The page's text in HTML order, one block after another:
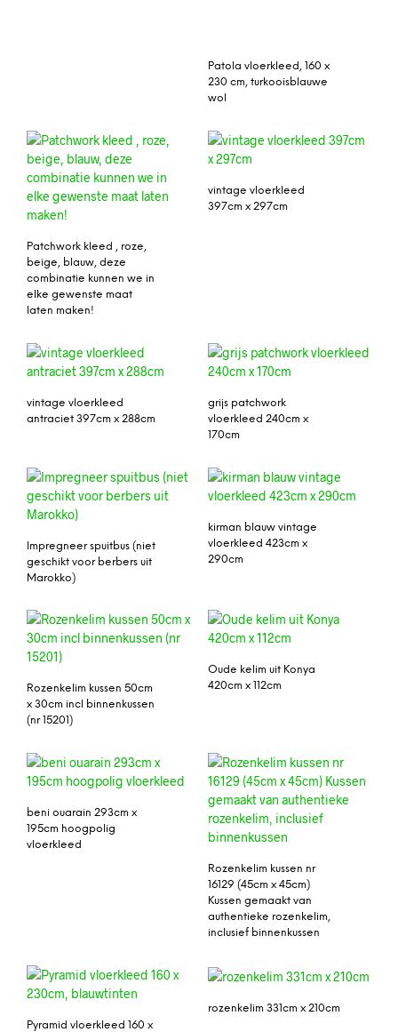
Patola vloerkleed, 160 x
230 cm, turkooisblauwe
wol
Patchwork kleed , roze,
beige, blauw, deze
combinatie kunnen we in
elke gewenste maat
laten maken!
vintage vloerkleed
397cm x 297cm
vintage vloerkleed
antraciet 397cm x 288cm
grijs patchwork
vloerkleed 240cm x
170cm
Impregneer spuitbus (niet
geschikt voor berbers uit
Marokko)
kirman blauw vintage
vloerkleed 423cm x
290cm
Rozenkelim kussen 50cm
x 30cm incl binnenkussen
(nr 15201)
Oude kelim uit Konya
420cm x 112cm
beni ouarain 293cm x
195cm hoogpolig
vloerkleed
Rozenkelim kussen nr
16129 (45cm x 45cm)
Kussen gemaakt van
authentieke rozenkelim,
inclusief binnenkussen
Pyramid vloerkleed 160 x
rozenkelim 331cm x 210cm